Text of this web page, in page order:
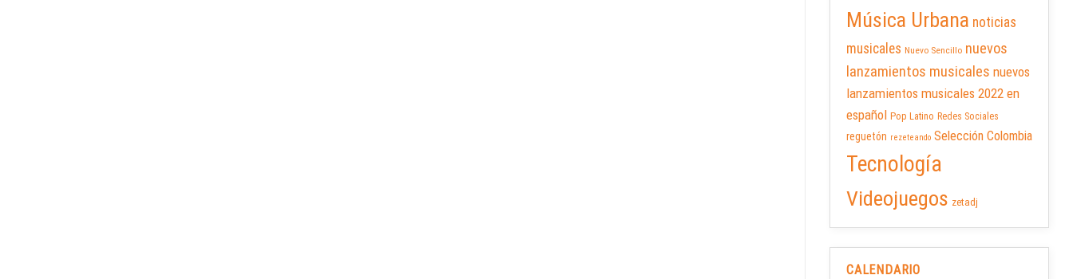
Música Urbana noticias
musicales Nuevo Sencillo nuevos
lanzamientos musicales nuevos
lanzamientos musicales 2022 en
español Pop Latino Redes Sociales
reguetón rezeteando Selección Colombia
Tecnología
Videojuegos zetadj
CALENDARIO